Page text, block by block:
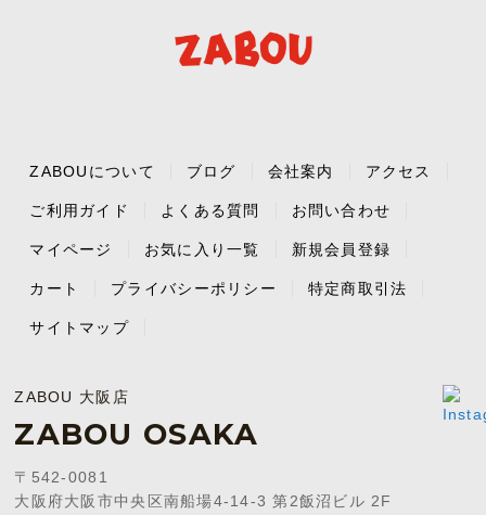
ZABOUについて ブログ 会社案内 アクセス
ご利用ガイド よくある質問 お問い合わせ
マイページ お気に入り一覧 新規会員登録
カート プライバシーポリシー 特定商取引法
サイトマップ
ZABOU 大阪店
ZABOU OSAKA
〒542-0081
大阪府大阪市中央区南船場4-14-3 第2飯沼ビル 2F